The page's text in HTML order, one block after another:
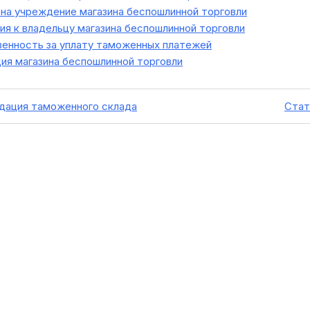
учреждение магазина беспошлинной торговли
к владельцу магазина беспошлинной торговли
за уплату таможенных платежей
магазина беспошлинной торговли
таможенного склада